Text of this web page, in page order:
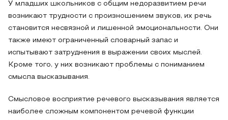
У младших школьников с общим недоразвитием речи
возникают трудности с произношением звуков, их речь
становится несвязной и лишенной эмоциональности. Они
также имеют ограниченный словарный запас и
испытывают затруднения в выражении своих мыслей.
Кроме того, у них возникают проблемы с пониманием
смысла высказывания.
Смысловое восприятие речевого высказывания является
наиболее сложным компонентом речевой функции